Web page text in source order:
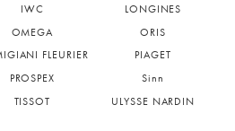
IWC
LONGINES
OMEGA
ORIS
FLEURIER
PIAGET
PROSPEX
Sinn
TISSOT ULYSSE NARDIN